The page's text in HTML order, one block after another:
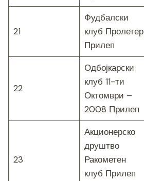
21
Фудбалски
клуб Пролетер
Прилеп
22
Одбојкарски
клуб 11-ти
Октомври –
2008 Прилеп
23
Акционерско
друштво
Ракометен
клуб Прилеп